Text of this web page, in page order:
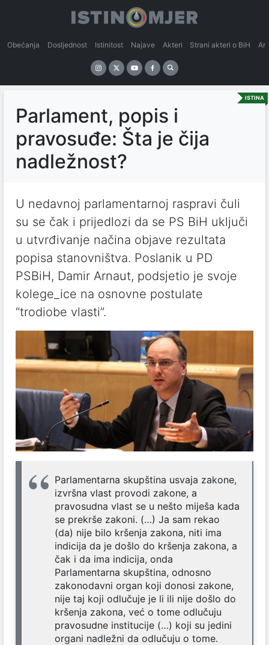
Obećanja Dosljednost Istinitost Najave Akteri Strani akteri o BiH
ISTINA
Parlament, popis i
pravosuđe: Šta je čija
nadležnost?
U nedavnoj parlamentarnoj raspravi čuli
su se čak i prijedlozi da se PS BiH uključi
u utvrđivanje načina objave rezultata
popisa stanovništva. Poslanik u PD
PSBiH, Damir Arnaut, podsjetio je svoje
kolege_ice na osnovne postulate
“trodiobe vlasti”.
Parlamentarna skupština usvaja zakone,
izvršna vlast provodi zakone, a
pravosudna vlast se u nešto miješa kada
se prekrše zakoni. (…) Ja sam rekao
(da) nije bilo kršenja zakona, niti ima
indicija da je došlo do kršenja zakona, a
čak i da ima indicija, onda
Parlamentarna skupština, odnosno
zakonodavni organ koji donosi zakone,
nije taj koji odlučuje je li ili nije došlo do
kršenja zakona, već o tome odlučuju
pravosudne institucije (…) koji su jedini
organi nadležni da odlučuju o tome.